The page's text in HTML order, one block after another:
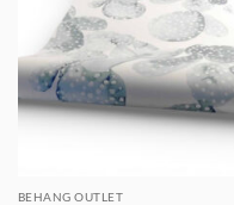
BEHANG OUTLET